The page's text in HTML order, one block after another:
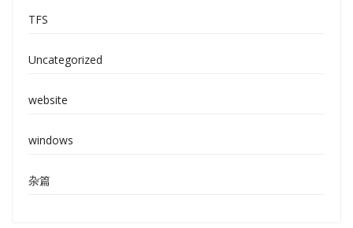
TFS
Uncategorized
website
windows
杂篇